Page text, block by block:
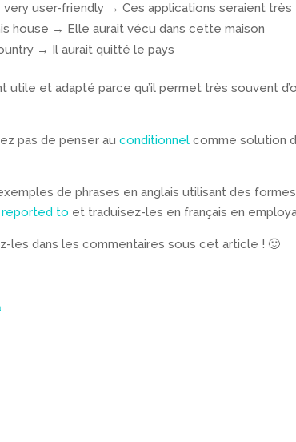
user-friendly → Ces applications seraient
house → Elle aurait vécu dans cette maison
→ Il aurait quitté le pays
utile et adapté parce qu’il permet très souvent
pas de penser auconditionnel comme solution
de phrases en anglais utilisant des
reported to et traduisez-les en français en
les dans les commentaires sous cet article ! 🙂